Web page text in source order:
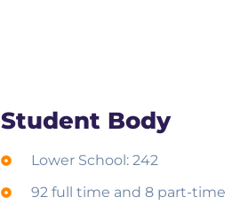
Student Body
Lower School: 242
92 full time and 8 part-time